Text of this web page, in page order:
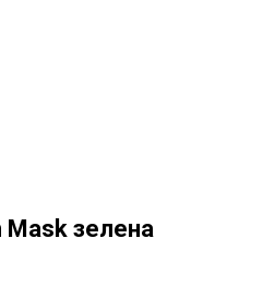
Mask зелена